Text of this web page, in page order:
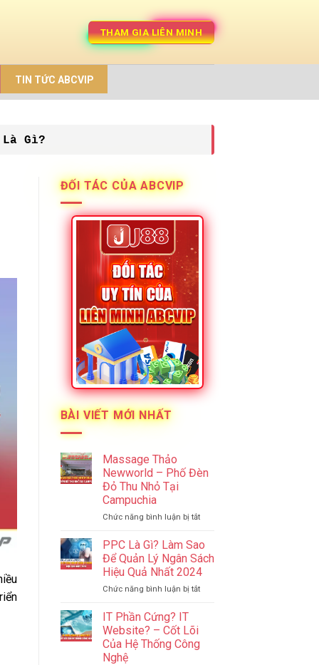
THAM GIA LIÊN MINH
TIN TỨC ABCVIP
Là Gì?
ĐỐI TÁC CỦA ABCVIP
BÀI VIẾT MỚI NHẤT
Massage Thảo
Newworld – Phố Đèn
Đỏ Thu Nhỏ Tại
Campuchia
Chức năng bình luận bị tắtở
Thảo
Newworld
–
Phố
Đèn
Campuchia
PPC Là Gì? Làm Sao
Để Quản Lý Ngân Sách
Hiệu Quả Nhất 2024
Chức năng bình luận bị tắtở
Sao
IT Phần Cứng? IT
Website? – Cốt Lõi
Của Hệ Thống Công
Nghệ